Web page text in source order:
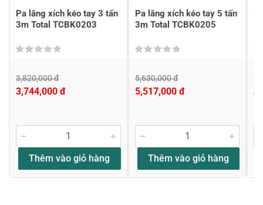
Pa lăng xích kéo tay 3 tấn
3m Total TCBK0203
3,820,000 đ
3,744,000 đ
Thêm vào giỏ hàng
Pa lăng xích kéo tay 5 tấn
3m Total TCBK0205
5,630,000 đ
5,517,000 đ
Thêm vào giỏ hàng